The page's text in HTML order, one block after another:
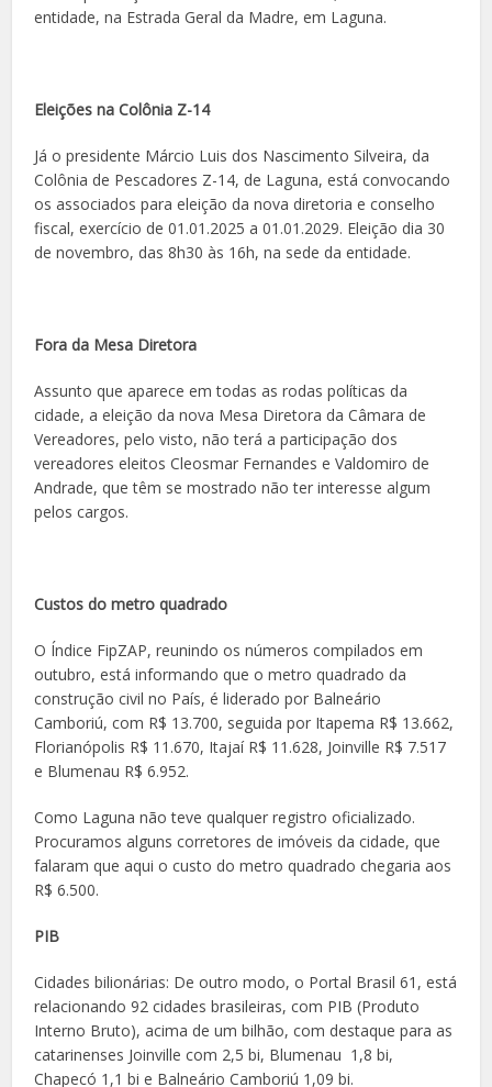
entidade, na Estrada Geral da Madre, em Laguna.
Eleições na Colônia Z-14
Já o presidente Márcio Luis dos Nascimento Silveira, da
Colônia de Pescadores Z-14, de Laguna, está convocando
os associados para eleição da nova diretoria e conselho
fiscal, exercício de 01.01.2025 a 01.01.2029. Eleição dia 30
de novembro, das 8h30 às 16h, na sede da entidade.
Fora da Mesa Diretora
Assunto que aparece em todas as rodas políticas da
cidade, a eleição da nova Mesa Diretora da Câmara de
Vereadores, pelo visto, não terá a participação dos
vereadores eleitos Cleosmar Fernandes e Valdomiro de
Andrade, que têm se mostrado não ter interesse algum
pelos cargos.
Custos do metro quadrado
O Índice FipZAP, reunindo os números compilados em
outubro, está informando que o metro quadrado da
construção civil no País, é liderado por Balneário
Camboriú, com R$ 13.700, seguida por Itapema R$ 13.662,
Florianópolis R$ 11.670, Itajaí R$ 11.628, Joinville R$ 7.517
e Blumenau R$ 6.952.
Como Laguna não teve qualquer registro oficializado.
Procuramos alguns corretores de imóveis da cidade, que
falaram que aqui o custo do metro quadrado chegaria aos
R$ 6.500.
PIB
Cidades bilionárias: De outro modo, o Portal Brasil 61, está
relacionando 92 cidades brasileiras, com PIB (Produto
Interno Bruto), acima de um bilhão, com destaque para as
catarinenses Joinville com 2,5 bi, Blumenau 1,8 bi,
Chapecó 1,1 bi e Balneário Camboriú 1,09 bi.